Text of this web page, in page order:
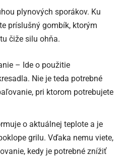
plynových sporákov. Ku
príslušný gombík, ktorým
čiže silu ohňa.
– Ide o použitie
Nie je teda potrebné
pri ktorom potrebujete
o aktuálnej teplote a je
grilu. Vďaka nemu viete,
kedy je potrebné znížiť